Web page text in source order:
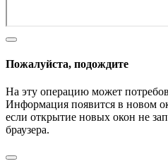
Пожалуйста, подождите
На эту операцию может
Информация появится в новом
если открытие новых окон не
браузера.